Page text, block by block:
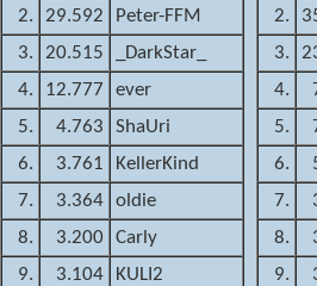
2.
29.592
Peter-FFM
3.
20.515
_DarkStar_
4.
12.777
ever
5.
4.763
ShaUri
6.
3.761
KellerKind
7.
3.364
oldie
8.
3.200
Carly
9.
3.104
KULI2
2.
3.
4.
5.
6.
7.
8.
9.